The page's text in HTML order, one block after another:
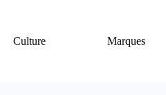
Culture Marques